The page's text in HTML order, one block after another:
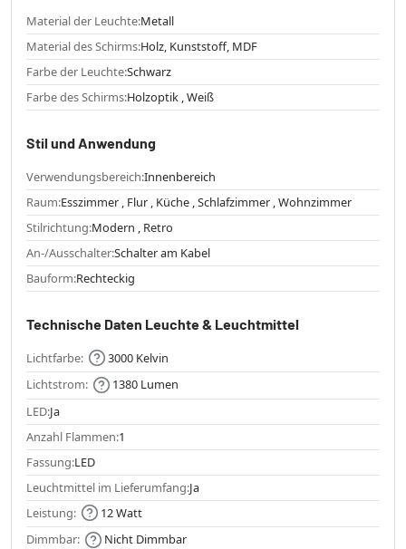
Material der Leuchte:Metall
Material des Schirms:Holz, Kunststoff, MDF
Farbe der Leuchte:Schwarz
Farbe des Schirms:Holzoptik , Weiß
Stil und Anwendung
Verwendungsbereich:Innenbereich
Raum:Esszimmer , Flur , Küche , Schlafzimmer , Wohnzimmer
Stilrichtung:Modern , Retro
An-/Ausschalter:Schalter am Kabel
Bauform:Rechteckig
Technische Daten Leuchte & Leuchtmittel
Lichtfarbe:
3000 Kelvin
Lichtstrom:
1380 Lumen
LED:Ja
Anzahl Flammen:1
Fassung:LED
Leuchtmittel im Lieferumfang:Ja
Leistung:
12 Watt
Dimmbar:
Nicht Dimmbar